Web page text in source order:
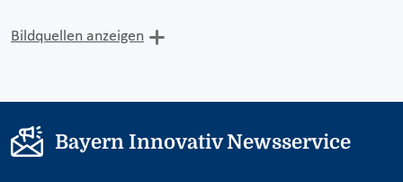
Bildquellen anzeigen
Bayern Innovativ Newsservice